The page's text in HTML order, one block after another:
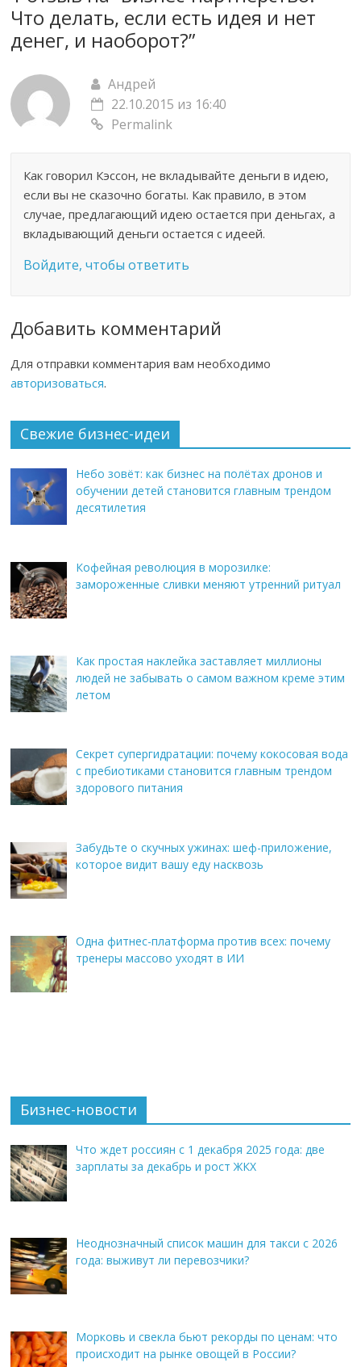
Что делать, если есть идея и нет
денег, и наоборот?”
Андрей
22.10.2015 из 16:40
Permalink
Как говорил Кэссон, не вкладывайте деньги в идею,
если вы не сказочно богаты. Как правило, в этом
случае, предлагающий идею остается при деньгах, а
вкладывающий деньги остается с идеей.
Войдите, чтобы ответить
Добавить комментарий
Для отправки комментария вам необходимо
авторизоваться.
Свежие бизнес-идеи
Небо зовёт: как бизнес на полётах дронов и
обучении детей становится главным трендом
десятилетия
Кофейная революция в морозилке:
замороженные сливки меняют утренний ритуал
Как простая наклейка заставляет миллионы
людей не забывать о самом важном креме этим
летом
Секрет супергидратации: почему кокосовая вода
с пребиотиками становится главным трендом
здорового питания
Забудьте о скучных ужинах: шеф-приложение,
которое видит вашу еду насквозь
Одна фитнес-платформа против всех: почему
тренеры массово уходят в ИИ
Бизнес-новости
Что ждет россиян с 1 декабря 2025 года: две
зарплаты за декабрь и рост ЖКХ
Неоднозначный список машин для такси с 2026
года: выживут ли перевозчики?
Морковь и свекла бьют рекорды по ценам: что
происходит на рынке овощей в России?